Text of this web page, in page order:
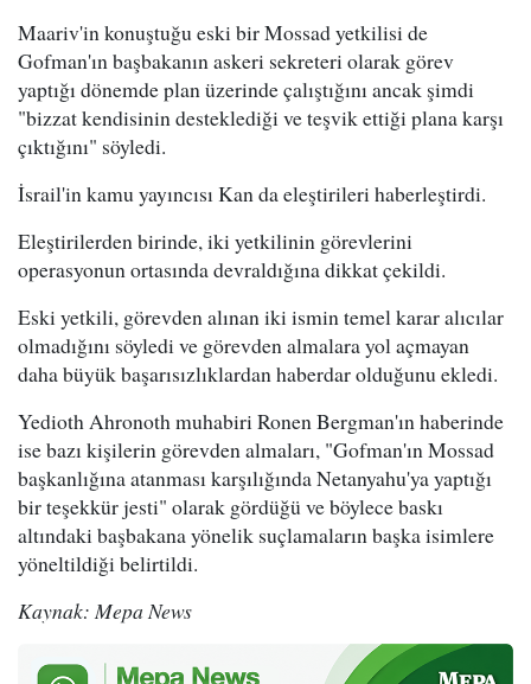
Maariv'in konuştuğu eski bir Mossad yetkilisi de
Gofman'ın başbakanın askeri sekreteri olarak görev
yaptığı dönemde plan üzerinde çalıştığını ancak şimdi
"bizzat kendisinin desteklediği ve teşvik ettiği plana karşı
çıktığını" söyledi.
İsrail'in kamu yayıncısı Kan da eleştirileri haberleştirdi.
Eleştirilerden birinde, iki yetkilinin görevlerini
operasyonun ortasında devraldığına dikkat çekildi.
Eski yetkili, görevden alınan iki ismin temel karar alıcılar
olmadığını söyledi ve görevden almalara yol açmayan
daha büyük başarısızlıklardan haberdar olduğunu ekledi.
Yedioth Ahronoth muhabiri Ronen Bergman'ın haberinde
ise bazı kişilerin görevden almaları, "Gofman'ın Mossad
başkanlığına atanması karşılığında Netanyahu'ya yaptığı
bir teşekkür jesti" olarak gördüğü ve böylece baskı
altındaki başbakana yönelik suçlamaların başka isimlere
yöneltildiği belirtildi.
Kaynak: Mepa News